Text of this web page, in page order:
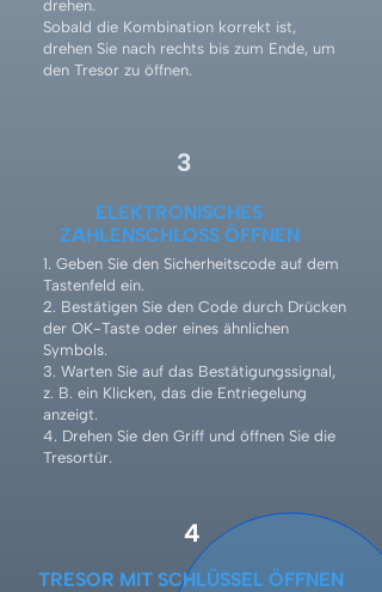
drehen.
Sobald die Kombination korrekt ist,
drehen Sie nach rechts bis zum Ende, um
den Tresor zu öffnen.
3
ELEKTRONISCHES
ZAHLENSCHLOSS ÖFFNEN
1. Geben Sie den Sicherheitscode auf dem
Tastenfeld ein.
2. Bestätigen Sie den Code durch Drücken
der OK-Taste oder eines ähnlichen
Symbols.
3. Warten Sie auf das Bestätigungssignal,
z. B. ein Klicken, das die Entriegelung
anzeigt.
4. Drehen Sie den Griff und öffnen Sie die
Tresortür.
4
TRESOR MIT SCHLÜSSEL ÖFFNEN